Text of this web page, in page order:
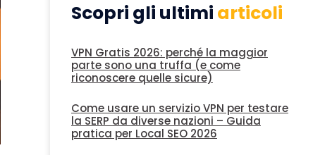
Scopri gli ultimi articoli
VPN Gratis 2026: perché la maggior
parte sono una truffa (e come
riconoscere quelle sicure)
Come usare un servizio VPN per testare
la SERP da diverse nazioni – Guida
pratica per Local SEO 2026